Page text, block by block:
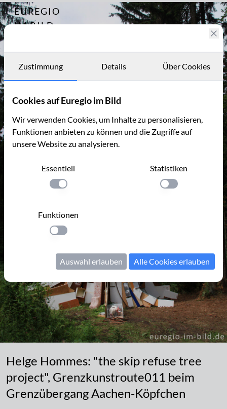
EUREGIO
IM BILD
Archiv
Kontakt
Archiv
GrenzkunstRoute
(01)
Helge Hommes: "the skip refuse tree
project", Grenzkunstroute011 beim
Grenzübergang Aachen-Köpfchen
Zustimmung Details Über Cookies
Cookies auf Euregio im Bild
Wir verwenden Cookies, um Inhalte zu personalisieren,
Funktionen anbieten zu können und die Zugriffe auf
unsere Website zu analysieren.
Essentiell
Einstellung anwenden
Statistiken
Einstellung
Funktionen
Einstellung anwenden
Auswahl erlauben Alle Cookies erlauben